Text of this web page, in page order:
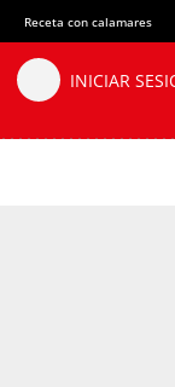
Receta con calamares